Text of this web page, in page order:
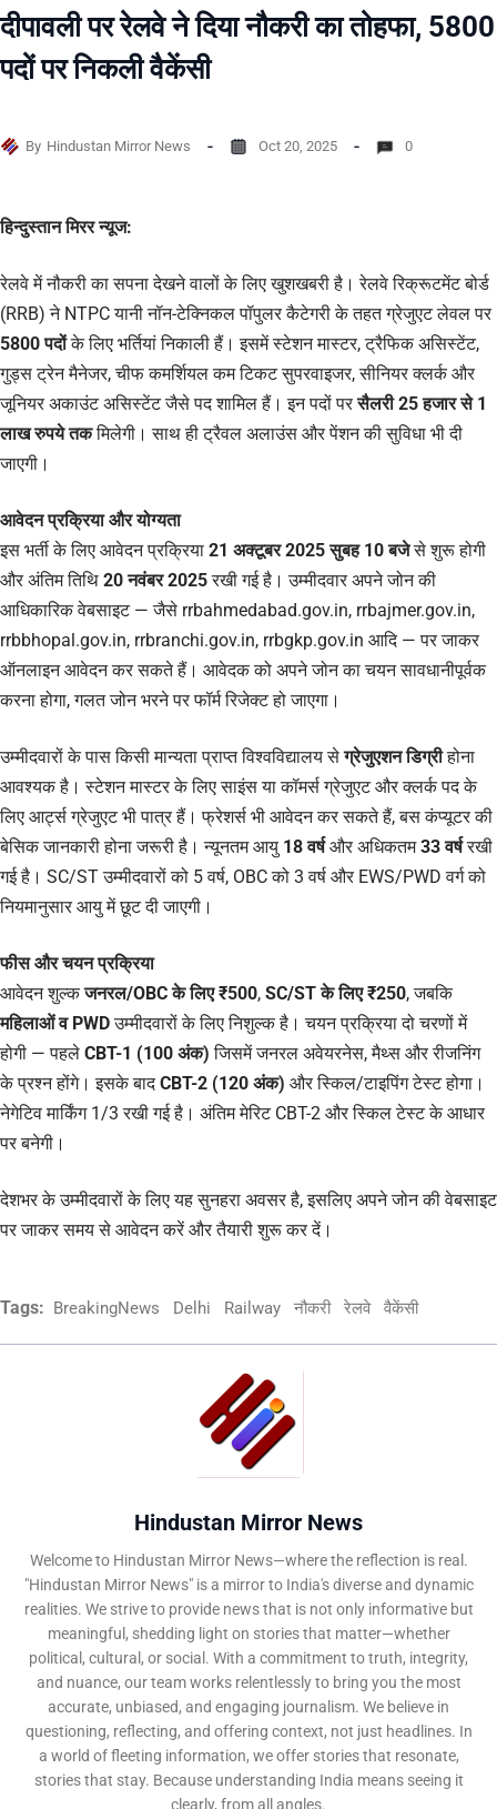
दीपावली पर रेलवे ने दिया नौकरी का तोहफा, 5800
पदों पर निकली वैकेंसी
By Hindustan Mirror News Oct 20, 2025 0
हिन्दुस्तान मिरर न्यूज:
रेलवे में नौकरी का सपना देखने वालों के लिए खुशखबरी है। रेलवे रिक्रूटमेंट बोर्ड
(RRB) ने NTPC यानी नॉन-टेक्निकल पॉपुलर कैटेगरी के तहत ग्रेजुएट लेवल पर
5800 पदोंके लिए भर्तियां निकाली हैं। इसमें स्टेशन मास्टर, ट्रैफिक असिस्टेंट,
गुड्स ट्रेन मैनेजर, चीफ कमर्शियल कम टिकट सुपरवाइजर, सीनियर क्लर्क और
जूनियर अकाउंट असिस्टेंट जैसे पद शामिल हैं। इन पदों परसैलरी 25 हजार से 1
लाख रुपये तकमिलेगी। साथ ही ट्रैवल अलाउंस और पेंशन की सुविधा भी दी
जाएगी।
आवेदन प्रक्रिया और योग्यता
इस भर्ती के लिए आवेदन प्रक्रिया 21 अक्टूबर 2025 सुबह 10 बजेसे शुरू होगी
और अंतिम तिथि 20 नवंबर 2025रखी गई है। उम्मीदवार अपने जोन की
आधिकारिक वेबसाइट — जैसे rrbahmedabad.gov.in, rrbajmer.gov.in,
rrbbhopal.gov.in, rrbranchi.gov.in, rrbgkp.gov.in आदि — पर जाकर
ऑनलाइन आवेदन कर सकते हैं। आवेदक को अपने जोन का चयन सावधानीपूर्वक
करना होगा, गलत जोन भरने पर फॉर्म रिजेक्ट हो जाएगा।
उम्मीदवारों के पास किसी मान्यता प्राप्त विश्वविद्यालय सेग्रेजुएशन डिग्रीहोना
आवश्यक है। स्टेशन मास्टर के लिए साइंस या कॉमर्स ग्रेजुएट और क्लर्क पद के
लिए आर्ट्स ग्रेजुएट भी पात्र हैं। फ्रेशर्स भी आवेदन कर सकते हैं, बस कंप्यूटर की
बेसिक जानकारी होना जरूरी है। न्यूनतम आयु 18 वर्षऔर अधिकतम33 वर्षरखी
गई है। SC/ST उम्मीदवारों को 5 वर्ष, OBC को 3 वर्ष और EWS/PWD वर्ग को
नियमानुसार आयु में छूट दी जाएगी।
फीस और चयन प्रक्रिया
आवेदन शुल्कजनरल/OBC के लिए ₹500, SC/ST के लिए ₹250, जबकि
महिलाओं व PWDउम्मीदवारों के लिए निशुल्क है। चयन प्रक्रिया दो चरणों में
होगी — पहले CBT-1 (100 अंक) जिसमें जनरल अवेयरनेस, मैथ्स और रीजनिंग
के प्रश्न होंगे। इसके बादCBT-2 (120 अंक) और स्किल/टाइपिंग टेस्ट होगा।
नेगेटिव मार्किंग 1/3 रखी गई है। अंतिम मेरिट CBT-2 और स्किल टेस्ट के आधार
पर बनेगी।
देशभर के उम्मीदवारों के लिए यह सुनहरा अवसर है, इसलिए अपने जोन की वेबसाइट
पर जाकर समय से आवेदन करें और तैयारी शुरू कर दें।
Tags: BreakingNews Delhi Railway नौकरी रेलवे वैकेंसी
Hindustan Mirror News
Welcome to Hindustan Mirror News—where the reflection is real.
"Hindustan Mirror News" is a mirror to India's diverse and dynamic
realities. We strive to provide news that is not only informative but
meaningful, shedding light on stories that matter—whether
political, cultural, or social. With a commitment to truth, integrity,
and nuance, our team works relentlessly to bring you the most
accurate, unbiased, and engaging journalism. We believe in
questioning, reflecting, and offering context, not just headlines. In
a world of fleeting information, we offer stories that resonate,
stories that stay. Because understanding India means seeing it
clearly, from all angles.